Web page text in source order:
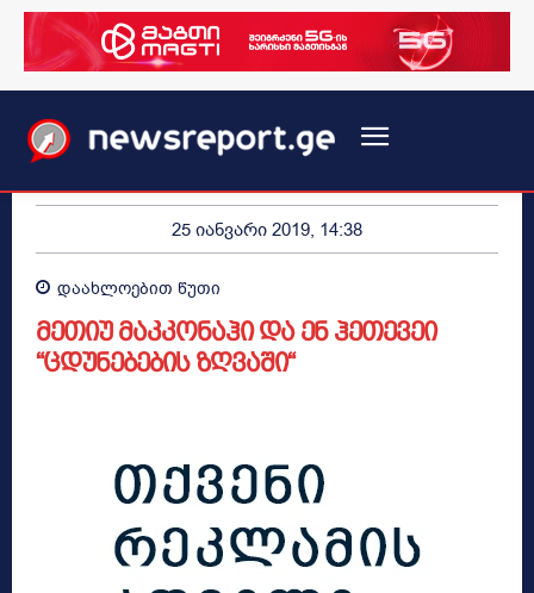
25 იანვარი 2019, 14:38
დაახლოებით წუთი
მეთიუ მაკკონაჰი და ენ ჰეთევეი
“ცდუნებების ზღვაში“